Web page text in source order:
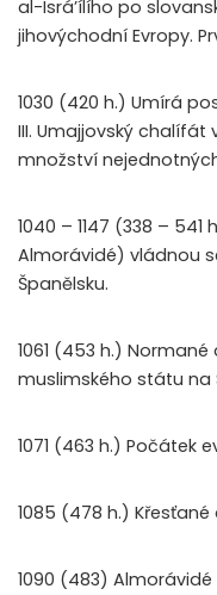
al-Isrá’ílího po
jihovýchodní Evropy.
1030 (420 h.) Umírá
III. Umajjovský
množství
1040 – 1147 (338 –
Almorávidé) vládnou
Španělsku.
1061 (453 h.)
muslimského státu na
1071 (463 h.) Počátek
1085 (478 h.)
1090 (483)